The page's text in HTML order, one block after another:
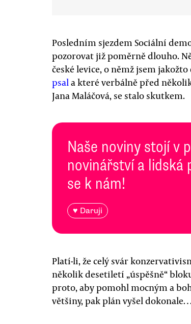
Posledním sjezdem Sociální
pozorovat již poměrně dlouho.
české levice, o němž jsem
psala které verbálně před
Jana Maláčová, se stalo skutkem.
Naše noviny stojí v
novinářství a lidská
se k nám!
♥ Daruji
Platí-li, že celý svár
několik desetiletí „úspěšně“
proto, aby pomohl mocným a
většiny, pak plán vyšel dokonale…